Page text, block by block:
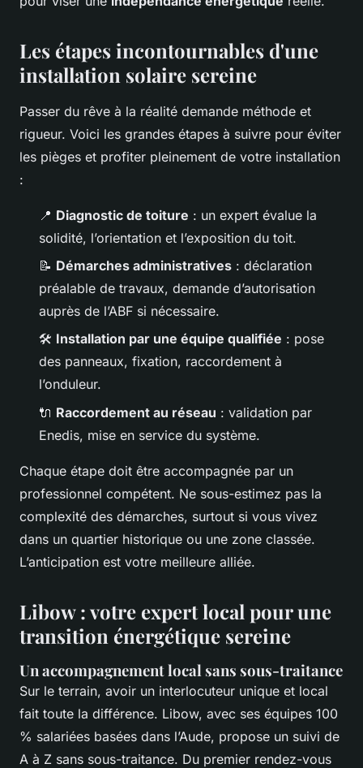
Les étapes incontournables d'une
installation solaire sereine
Passer du rêve à la réalité demande méthode et
rigueur. Voici les grandes étapes à suivre pour éviter
les pièges et profiter pleinement de votre installation
:
📍 Diagnostic de toiture : un expert évalue la
solidité, l’orientation et l’exposition du toit.
📝 Démarches administratives : déclaration
préalable de travaux, demande d’autorisation
auprès de l’ABF si nécessaire.
🛠️ Installation par une équipe qualifiée : pose
des panneaux, fixation, raccordement à
l’onduleur.
🔌 Raccordement au réseau : validation par
Enedis, mise en service du système.
Chaque étape doit être accompagnée par un
professionnel compétent. Ne sous-estimez pas la
complexité des démarches, surtout si vous vivez
dans un quartier historique ou une zone classée.
L’anticipation est votre meilleure alliée.
Libow : votre expert local pour une
transition énergétique sereine
Un accompagnement local sans sous-traitance
Sur le terrain, avoir un interlocuteur unique et local
fait toute la différence. Libow, avec ses équipes 100
% salariées basées dans l’Aude, propose un suivi de
A à Z sans sous-traitance. Du premier rendez-vous